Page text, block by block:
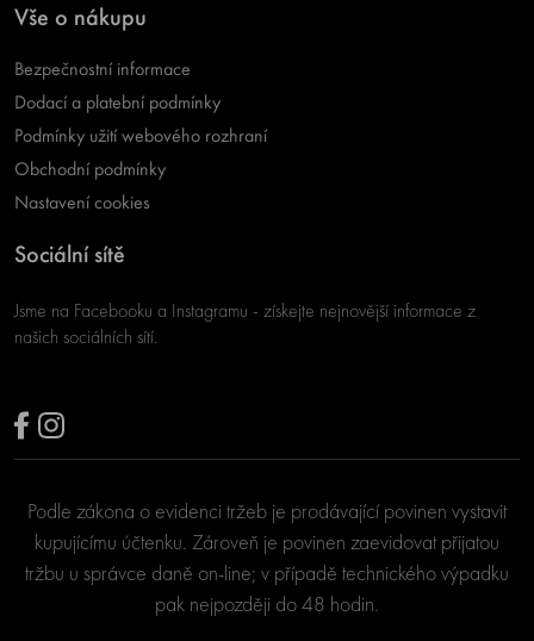
Vše o nákupu
Bezpečnostní informace
Dodací a platební podmínky
Podmínky užití webového rozhraní
Obchodní podmínky
Nastavení cookies
Sociální sítě
Jsme na Facebooku a Instagramu - získejte nejnovější informace z
našich sociálních sítí.
Podle zákona o evidenci tržeb je prodávající povinen vystavit
kupujícímu účtenku. Zároveň je povinen zaevidovat přijatou
tržbu u správce daně on-line; v případě technického výpadku
pak nejpozději do 48 hodin.